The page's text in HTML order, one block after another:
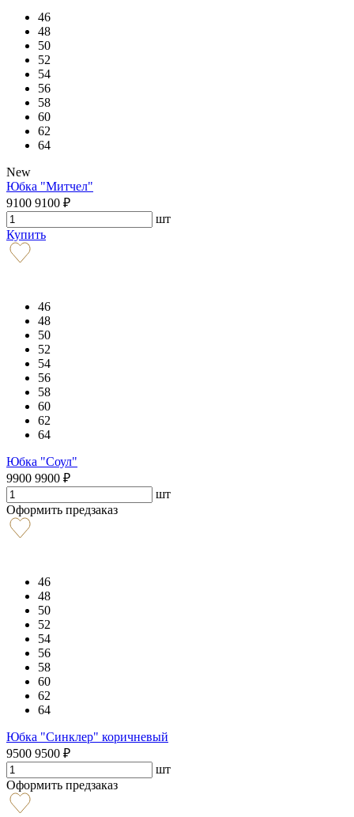
46
48
50
52
54
56
58
60
62
64
New
Юбка "Митчел"
9100 9100 ₽
шт
Купить
46
48
50
52
54
56
58
60
62
64
Юбка "Соул"
9900 9900 ₽
шт
Оформить предзаказ
46
48
50
52
54
56
58
60
62
64
Юбка "Синклер" коричневый
9500 9500 ₽
шт
Оформить предзаказ